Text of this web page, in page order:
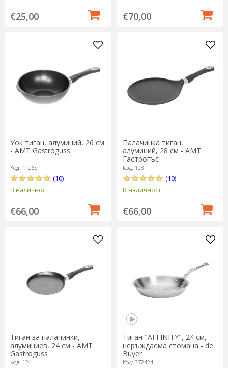
€25,00 €70,00
Уок тиган, алуминий, 26 см
- AMT Gastroguss
Код: 1126S
(10)
В наличност
€66,00
Палачинка тиган,
алуминий, 28 см - AMT
Гастрогъс
Код: 128
(10)
В наличност
€66,00
Тиган за палачинки,
алуминиев, 24 см - AMT
Gastroguss
Код: 124
Тиган "AFFINITY", 24 см,
неръждаема стомана - de
Buyer
Код: 372424